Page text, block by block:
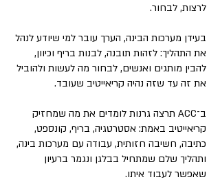
לרצות, לבחור.
בעידן מערכות הבינה, הערך עובר למי שיודע לנהל
את התהליך: לזהות תובנה, לבנות בריף וכיוון,
להבין מותגים ואנשים, לבחור מה לעשות ולהוביל
את זה עד שזה נהיה קריאייטיב שעובד.
ב־ACC תרצה גרנות לומדים את מה שמחזיק
קריאייטיב באמת: אסטרטגיה, בריף, קונספט,
כתיבה, חשיבה חזותית, עבודה עם מערכות בינה,
ותהליך שלם שמתחיל בבלגן ונגמר ברעיון
שאפשר לעבוד איתו.